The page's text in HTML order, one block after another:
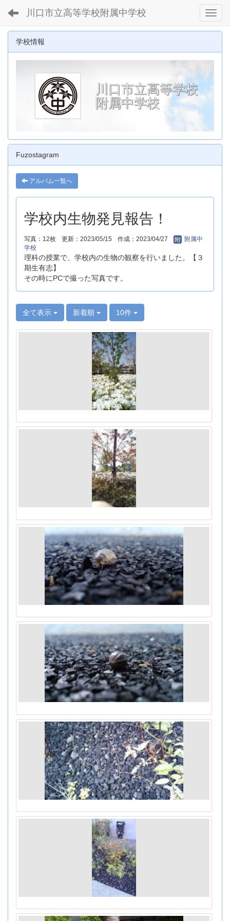
川口市立高等学校附属中学校
学校情報
川口市立高等学校
附属中学校
Fuzostagram
アルバム一覧へ
学校内生物発見報告！
写真：12枚 更新：2023/05/15 作成：2023/04/27
附属中
学校
理科の授業で、学校内の生物の観察を行いました。【３
期生有志】
その時にPCで撮った写真です。
全て表示 新着順 10件